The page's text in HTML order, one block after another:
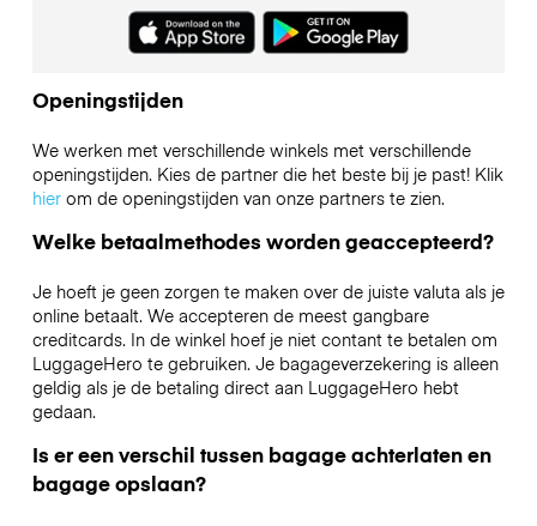
Openingstijden
We werken met verschillende winkels met verschillende
openingstijden. Kies de partner die het beste bij je past! Klik
hierom de openingstijden van onze partners te zien.
Welke betaalmethodes worden geaccepteerd?
Je hoeft je geen zorgen te maken over de juiste valuta als je
online betaalt. We accepteren de meest gangbare
creditcards. In de winkel hoef je niet contant te betalen om
LuggageHero te gebruiken. Je bagageverzekering is alleen
geldig als je de betaling direct aan LuggageHero hebt
gedaan.
Is er een verschil tussen bagage achterlaten en
bagage opslaan?